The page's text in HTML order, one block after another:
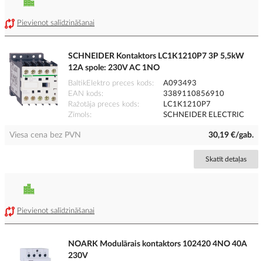
Pievienot salīdzināšanai
SCHNEIDER Kontaktors LC1K1210P7 3P 5,5kW
12A spole: 230V AC 1NO
BaltikElektro preces kods
A093493
EAN kods
3389110856910
Ražotāja preces kods
LC1K1210P7
Zīmols
SCHNEIDER ELECTRIC
Viesa cena bez PVN 30,19 €/gab.
Skatīt detaļas
Pievienot salīdzināšanai
NOARK Modulārais kontaktors 102420 4NO 40A
230V